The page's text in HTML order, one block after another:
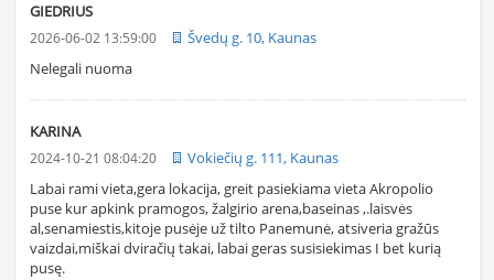
GIEDRIUS
2026-06-02 13:59:00
Švedų g. 10, Kaunas
Nelegali nuoma
KARINA
2024-10-21 08:04:20
Vokiečių g. 111, Kaunas
Labai rami vieta,gera lokacija, greit pasiekiama vieta Akropolio
puse kur apkink pramogos, žalgirio arena,baseinas ,.laisvės
al,senamiestis,kitoje pusėje už tilto Panemunė, atsiveria gražūs
vaizdai,miškai dviračių takai, labai geras susisiekimas I bet kurią
pusę.